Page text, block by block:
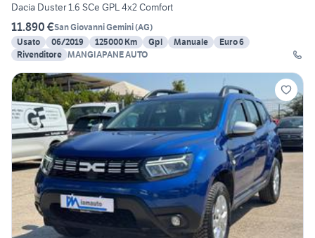
Dacia Duster 1.6 SCe GPL 4x2 Comfort
11.890 €San Giovanni Gemini(AG)
Usato
06/2019 125000 Km Gpl Manuale
Euro 6
Rivenditore MANGIAPANE AUTO